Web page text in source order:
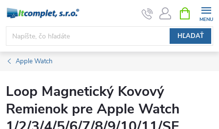
Prejsť
obsah
HĽADAŤ
KOŠÍK
Apple Watch
Loop Magnetický Kovový
Remienok pre Apple Watch